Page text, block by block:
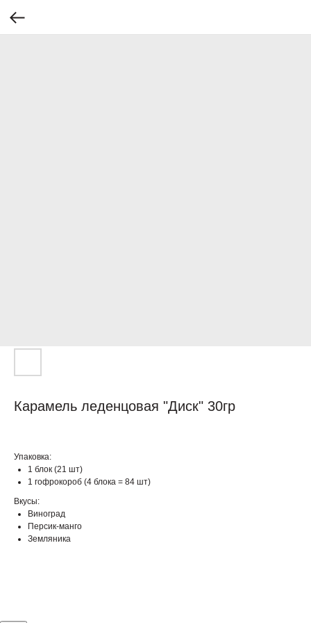
Карамель леденцовая "Диск" 30гр
Упаковка:
1 блок (21 шт)
1 гофрокороб (4 блока = 84 шт)
Вкусы:
Виноград
Персик-манго
Земляника